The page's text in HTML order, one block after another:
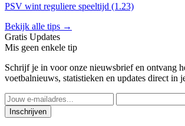
PSV wint reguliere speeltijd (1.23)
Bekijk alle tips →
Gratis Updates
Mis geen enkele tip
Schrijf je in voor onze nieuwsbrief en ontvang
voetbalnieuws, statistieken en updates direct in
Inschrijven